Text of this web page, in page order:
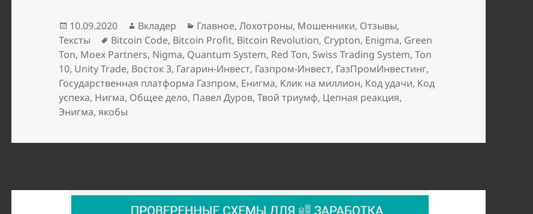
Опубликовано
10.09.2020 Автор
Вкладер Рубрики
Главное,Лохотроны, Мошенники, Отзывы,
Тексты
Метки
Bitcoin Code, Bitcoin Profit, Bitcoin Revolution, Crypton, Enigma, Green
Ton, Moex Partners, Nigma, Quantum System, Red Ton, Swiss Trading System,Ton
10, Unity Trade, Восток 3, Гагарин-Инвест, Газпром-Инвест, ГазПромИнвестинг,
Государственная платформа Газпром, Енигма, Клик на миллион, Код удачи, Код
успеха, Нигма, Общее дело, Павел Дуров,Твой триумф, Цепная реакция,
Энигма,якобы